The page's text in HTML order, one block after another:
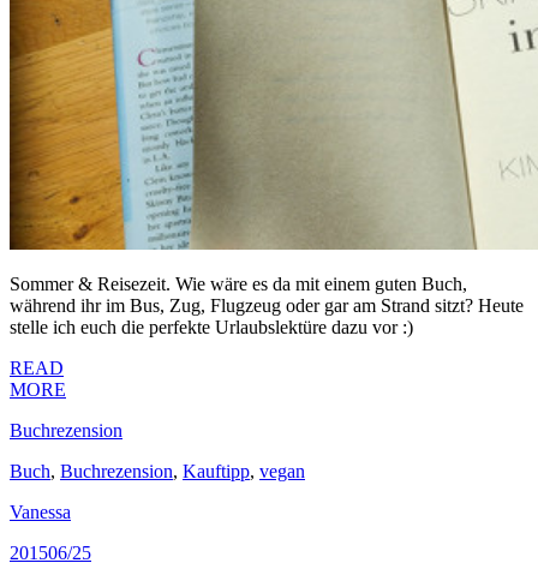
Sommer & Reisezeit. Wie wäre es da mit einem guten Buch,
während ihr im Bus, Zug, Flugzeug oder gar am Strand sitzt? Heute
stelle ich euch die perfekte Urlaubslektüre dazu vor :)
READ
MORE
Buchrezension
Buch, Buchrezension, Kauftipp, vegan
Vanessa
201506/25